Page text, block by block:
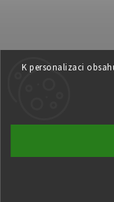
K personalizaci